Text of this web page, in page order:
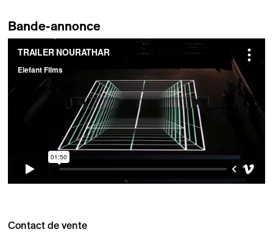
Bande-annonce
Contact de vente